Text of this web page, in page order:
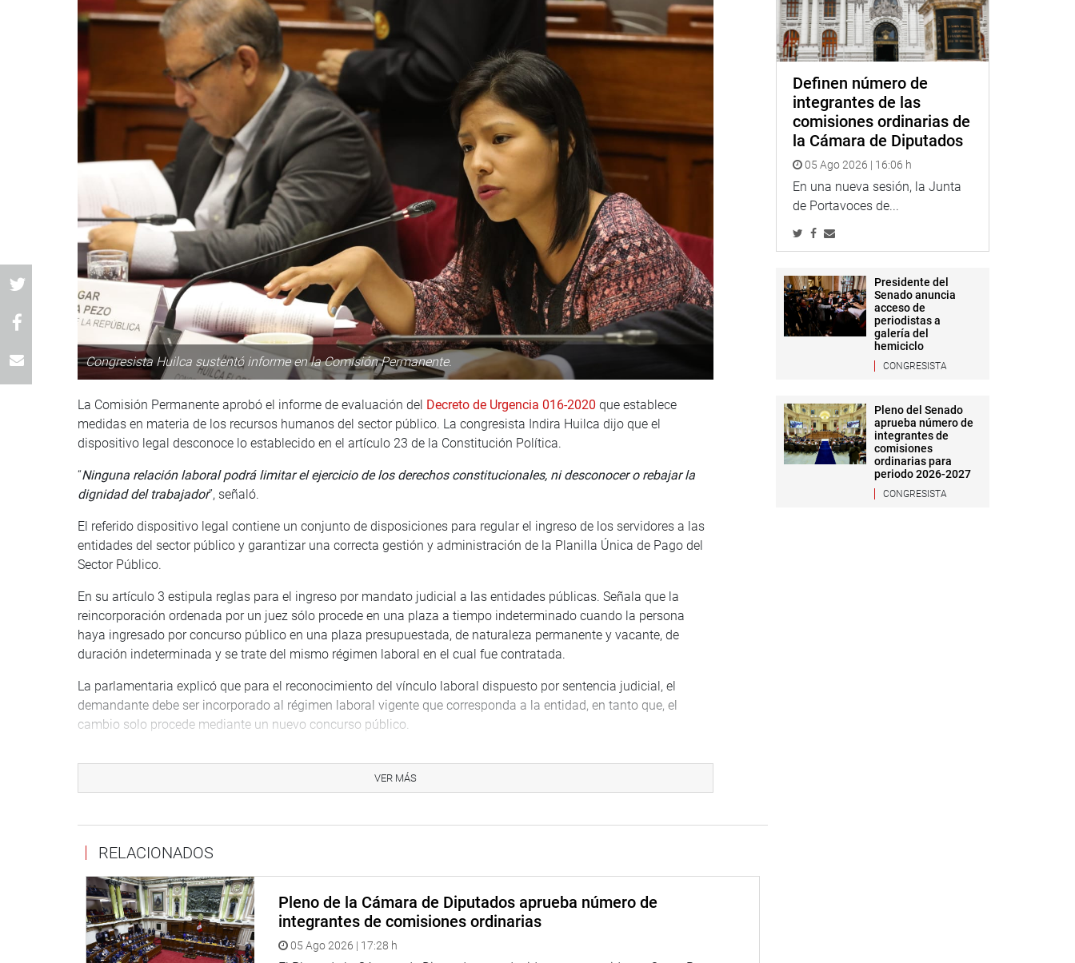
Congresista Huilca sustentó informe en la Comisión Permanente.
La Comisión Permanente aprobó el informe de evaluación del Decreto de Urgencia 016-2020 que establece
medidas en materia de los recursos humanos del sector público. La congresista Indira Huilca dijo que el
dispositivo legal desconoce lo establecido en el artículo 23 de la Constitución Política.
“Ninguna relación laboral podrá limitar el ejercicio de los derechos constitucionales, ni desconocer o rebajar la
dignidad del trabajador”, señaló.
El referido dispositivo legal contiene un conjunto de disposiciones para regular el ingreso de los servidores a las
entidades del sector público y garantizar una correcta gestión y administración de la Planilla Única de Pago del
Sector Público.
En su artículo 3 estipula reglas para el ingreso por mandato judicial a las entidades públicas. Señala que la
reincorporación ordenada por un juez sólo procede en una plaza a tiempo indeterminado cuando la persona
haya ingresado por concurso público en una plaza presupuestada, de naturaleza permanente y vacante, de
duración indeterminada y se trate del mismo régimen laboral en el cual fue contratada.
La parlamentaria explicó que para el reconocimiento del vínculo laboral dispuesto por sentencia judicial, el
demandante debe ser incorporado al régimen laboral vigente que corresponda a la entidad, en tanto que, el
cambio solo procede mediante un nuevo concurso público.
de los servidores del sector público que se encuentran bajo el régimen laboral de la actividad privada que no
ingresaron por concurso público.
La parlamentaria recomendó que el próximo Congreso conforme una comisión investigadora que indague las
contrataciones de consultorías y personal altamente calificado realizadas por el Ejecutivo desde el año 2011
hasta el 2018.
Al respecto el congresista Ángel Neyra advirtió la necesidad de cautelar el buen uso de los recursos públicos,
porque -subrayó- que en los últimos 10 años se ha incrementado la planilla del Estado.
Durante el debate el congresista Justiniano Apaza observó que dicho dispositivo legal afecta el derecho de
VER MÁS
RELACIONADOS
Pleno de la Cámara de Diputados aprueba número de
integrantes de comisiones ordinarias
05 Ago 2026 | 17:28 h
Definen número de
integrantes de las
comisiones ordinarias de
la Cámara de Diputados
05 Ago 2026 | 16:06 h
En una nueva sesión, la Junta
de Portavoces de...
Presidente del
Senado anuncia
acceso de
periodistas a
galería del
hemiciclo
CONGRESISTA
Pleno del Senado
aprueba número de
integrantes de
comisiones
ordinarias para
periodo 2026-2027
CONGRESISTA